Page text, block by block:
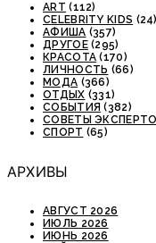
ART (112)
CELEBRITY KIDS (24)
АФИША (357)
ДРУГОЕ(295)
КРАСОТА (170)
ЛИЧНОСТЬ (66)
МОДА (366)
ОТДЫХ (331)
СОБЫТИЯ (382)
СОВЕТЫ
СПОРТ (65)
АРХИВЫ
АВГУСТ 2026
ИЮЛЬ 2026
ИЮНЬ 2026